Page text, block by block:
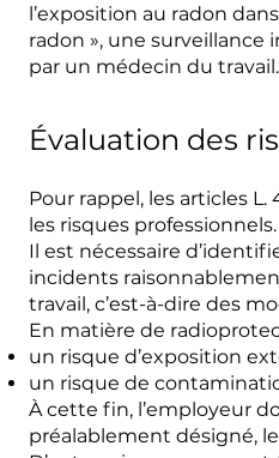
l’exposition au radon
radon », une
par un médecin du travail.
Évaluation des
Pour rappel, les articles
les risques professionnels.
Il est nécessaire
incidents
travail, c’est-à-dire des
En matière de
un risque d’exposition
un risque de
À cette fin, l’employeur
préalablement désigné,